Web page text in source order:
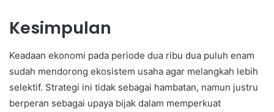
Kesimpulan
Keadaan ekonomi pada periode dua ribu dua puluh enam
sudah mendorong ekosistem usaha agar melangkah lebih
selektif. Strategi ini tidak sebagai hambatan, namun justru
berperan sebagai upaya bijak dalam memperkuat